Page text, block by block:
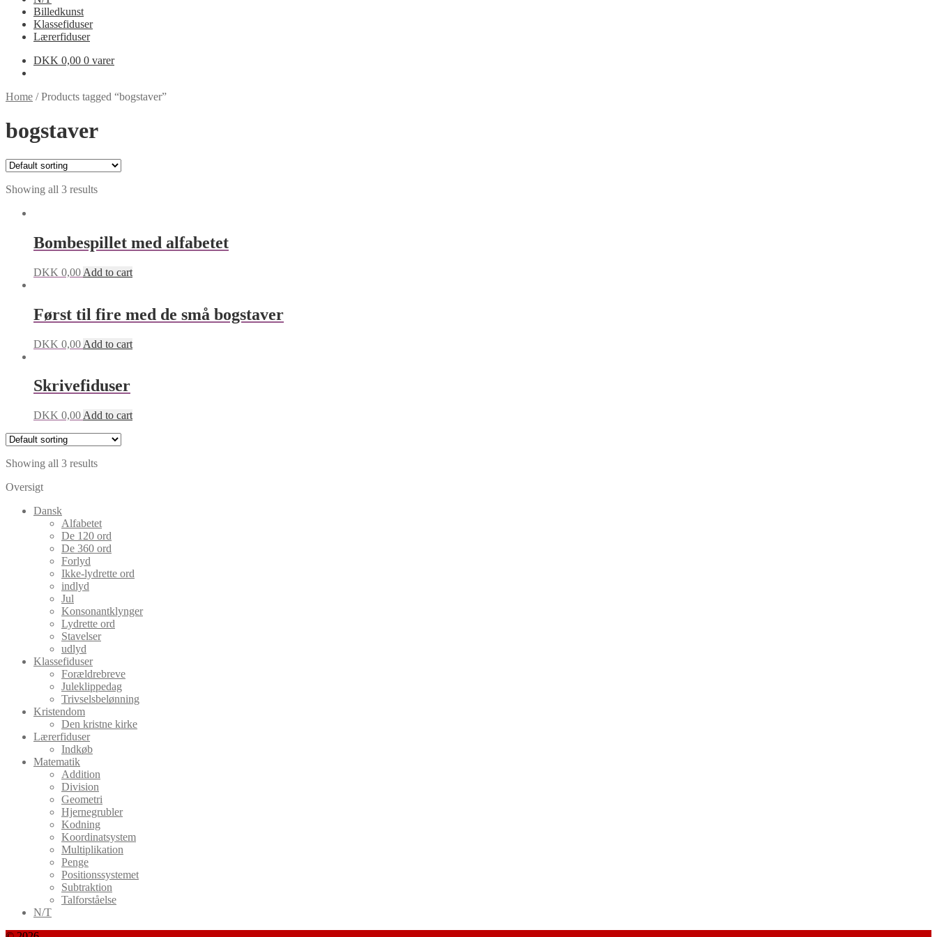
Billedkunst
Klassefiduser
Lærerfiduser
DKK 0,00 0 varer
Home /Products tagged “bogstaver”
bogstaver
Showing all 3 results
Bombespillet med alfabetet
DKK 0,00 Add to cart
Først til fire med de små bogstaver
DKK 0,00 Add to cart
Skrivefiduser
DKK 0,00 Add to cart
Showing all 3 results
Oversigt
Dansk
Alfabetet
De 120 ord
De 360 ord
Forlyd
Ikke-lydrette ord
indlyd
Jul
Konsonantklynger
Lydrette ord
Stavelser
udlyd
Klassefiduser
Forældrebreve
Juleklippedag
Trivselsbelønning
Kristendom
Den kristne kirke
Lærerfiduser
Indkøb
Matematik
Addition
Division
Geometri
Hjernegrubler
Kodning
Koordinatsystem
Multiplikation
Penge
Positionssystemet
Subtraktion
Talforståelse
N/T